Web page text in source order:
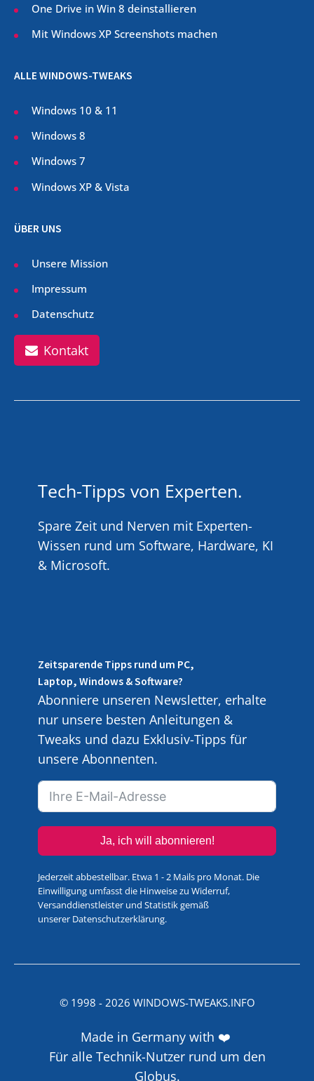
One Drive in Win 8 deinstallieren
Mit Windows XP Screenshots machen
ALLE WINDOWS-TWEAKS
Windows 10 & 11
Windows 8
Windows 7
Windows XP & Vista
ÜBER UNS
Unsere Mission
Impressum
Datenschutz
Kontakt
Tech-Tipps von Experten.
Spare Zeit und Nerven mit Experten-
Wissen rund um Software, Hardware, KI
& Microsoft.
Zeitsparende Tipps rund um PC,
Laptop, Windows & Software?
Abonniere unseren Newsletter, erhalte
nur unsere besten Anleitungen &
Tweaks und dazu Exklusiv-Tipps für
unsere Abonnenten.
Ja, ich will abonnieren!
Jederzeit abbestellbar. Etwa 1 - 2 Mails pro Monat. Die
Einwilligung umfasst die Hinweise zu Widerruf,
Versanddienstleister und Statistik gemäß
unserer Datenschutzerklärung.
© 1998 - 2026 WINDOWS-TWEAKS.INFO
Made in Germany with ❤️
Für alle Technik-Nutzer rund um den
Globus.